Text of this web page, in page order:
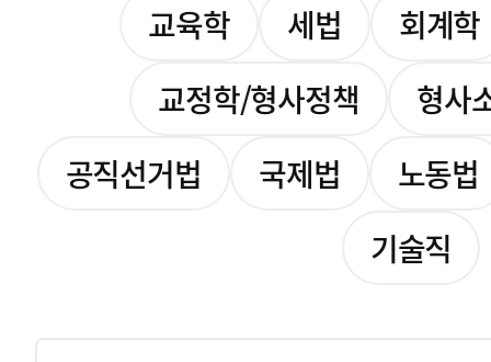
교육학
세법
회계학
교정학/형사정책
형사
공직선거법
국제법
노동법
기술직